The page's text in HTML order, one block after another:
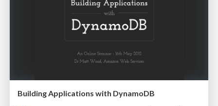
Building Applications with DynamoDB